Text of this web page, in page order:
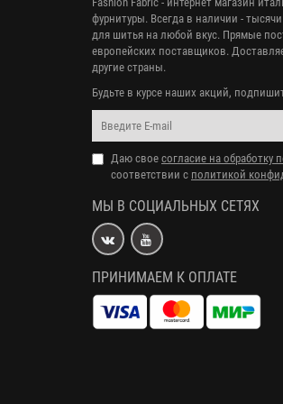
фурнитуры. Всегда в наличии -
для шитья на любой вкус. Прямые
европейских поставщиков.
другие страны.
Будьте в курсе наших акций,
Даю свое согласие на обработку
соответствии с политикой
МЫ В СОЦИАЛЬНЫХ СЕТЯХ
ПРИНИМАЕМ К ОПЛАТЕ